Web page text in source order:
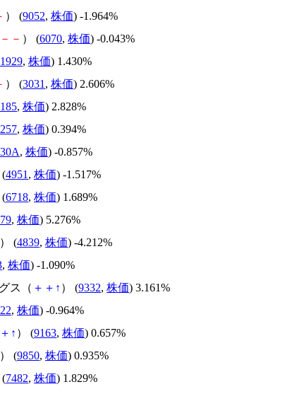
） (9052, 株価) -1.964%
－ － ） (6070, 株価) -0.043%
1929, 株価) 1.430%
） (3031 , 株価) 2.606%
, 株価) 2.828%
, 株価) 0.394%
, 株価) -0.857%
(4951 , 株価) -1.517%
(6718, 株価) 1.689%
, 株価) 5.276%
） (4839, 株価) -4.212%
, 株価) -1.090%
ス（ ＋ ＋ ↑ ） (9332, 株価) 3.161%
, 株価) -0.964%
＋ ↑ ） (9163, 株価) 0.657%
） (9850, 株価) 0.935%
(7482, 株価) 1.829%